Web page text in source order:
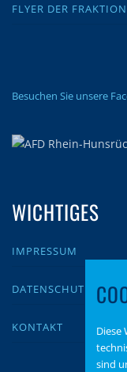
FLYER DER
Besuchen Sie unsere
WICHTIGES
IMPRESSUM
DATENSCHUTZ
KONTAKT
Diese
sind